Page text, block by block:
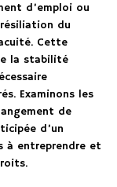
d’emploi ou
du
Cette
la stabilité
Examinons les
de
d’un
à entreprendre et